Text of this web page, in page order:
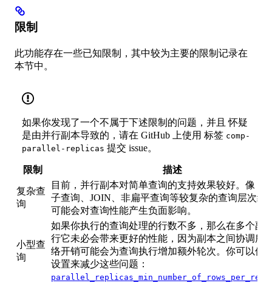
限制
此功能存在一些已知限制，其中较为主要的限制记录在
本节中。
如果你发现了一个不属于下述限制的问题，并且 怀疑
是由并行副本导致的，请在 GitHub 上使用 标签 comp-
parallel-replicas 提交 issue。
限制 描述
复杂查
询
目前，并行副本对简单查询的支持效果较好。像
子查询、JOIN、非扁平查询等较复杂的查询层次结
可能会对查询性能产生负面影响。
小型查
询
如果你执行的查询处理的行数不多，那么在多个副
行它未必会带来更好的性能，因为副本之间协调所
络开销可能会为查询执行增加额外轮次。你可以使
设置来减少这些问题：